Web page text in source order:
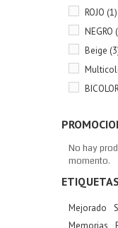
ROJO (1)
NEGRO
Beige
No hay
momento.
ETIQUETAS
Mejorado
Memorias